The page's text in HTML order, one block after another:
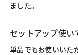
ました。
セットアップ使い
単品でもお使いいた